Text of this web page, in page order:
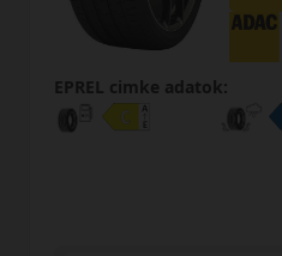
EPREL cimke adatok: